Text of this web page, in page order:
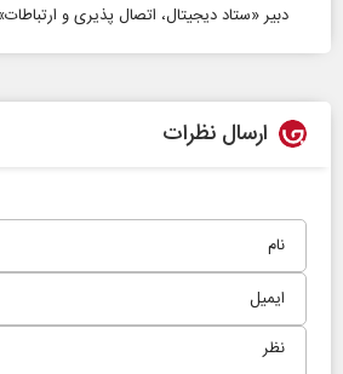
دبیر «ستاد دیجیتال، اتصال پذیری و
ارسال نظرات